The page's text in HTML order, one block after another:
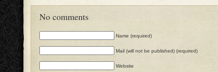
No comments
Name (required)
Mail (will not be published) (required)
Website